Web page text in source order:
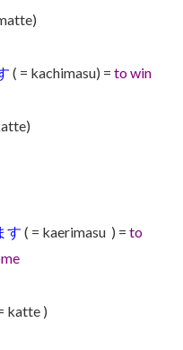
( = kachimasu) = to win
す ( = kaerimasu ) = to
katte )